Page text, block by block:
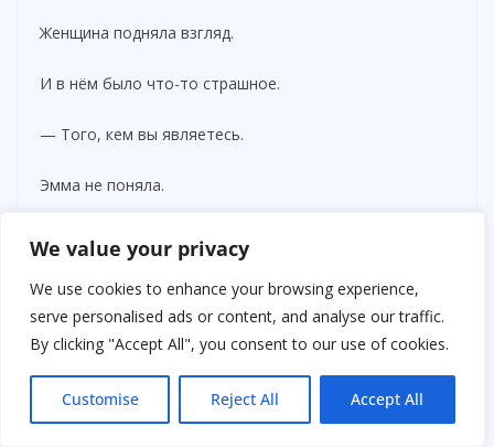
We value your privacy
We use cookies to enhance your browsing experience,
serve personalised ads or content, and analyse our traffic.
By clicking "Accept All", you consent to our use of cookies.
Customise Reject All Accept All
Женщина подняла взгляд.
И в нём было что-то страшное.
— Того, кем вы являетесь.
Эмма не поняла.
— Вы — не просто дети.
Тишина снова.
— Ваш отец…
Она замолчала.